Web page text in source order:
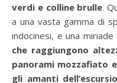
verdi e colline brulle.
a una vasta gamma di
indocinesi, e una miriade
che raggiungono
panorami mozzafiato
gli amanti